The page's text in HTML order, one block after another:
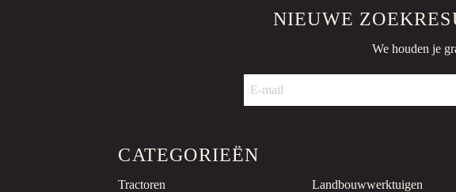
NIEUWE
We houden je
CATEGORIEËN
Tractoren
Landbouwwerktuigen